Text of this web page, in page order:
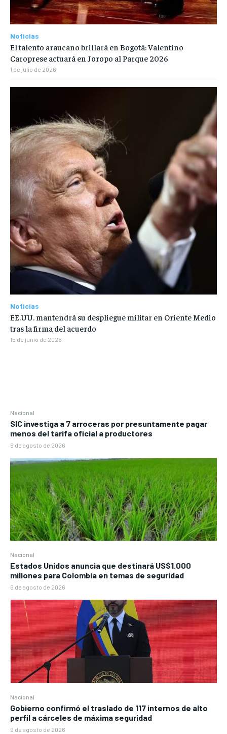
Nacional
SIC investiga a 7 arroceras por presuntamente pagar
menos del tarifa oficial a productores
9 de agosto de 2026
Nacional
Estados Unidos anuncia que destinará US$1.000
millones para Colombia en temas de seguridad
9 de agosto de 2026
Nacional
Gobierno confirmó el traslado de 117 internos de alto
perfil a cárceles de máxima seguridad
9 de agosto de 2026
Noticias
El talento araucano brillará en Bogotá: Valentino
Caroprese actuará en Joropo al Parque 2026
1 de julio de 2026
Noticias
EE.UU. mantendrá su despliegue militar en Oriente Medio
tras la firma del acuerdo
15 de junio de 2026